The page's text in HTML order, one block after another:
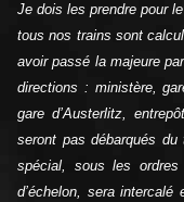
Je dois les prendre pour
tous nos trains sont
avoir passé la majeure
directions : ministère,
gare d’Austerlitz,
seront pas débarqués
spécial, sous les
d’échelon, sera